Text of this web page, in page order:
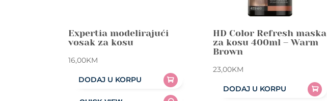
Expertia modelirajući
vosak za kosu
16,00KM
DODAJ U KORPU
HD Color Refresh maska
za kosu 400ml – Warm
Brown
23,00KM
DODAJ U KORPU